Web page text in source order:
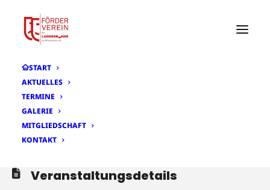
START
AKTUELLES
TERMINE
GALERIE
MITGLIEDSCHAFT
KONTAKT
MON
24
NOV
MITGLIEDERVERSAMMLUNG
BESONDERE MITGLIEDERVERSAMMLUNG
19:00 TheOs
Veranstaltungsdetails